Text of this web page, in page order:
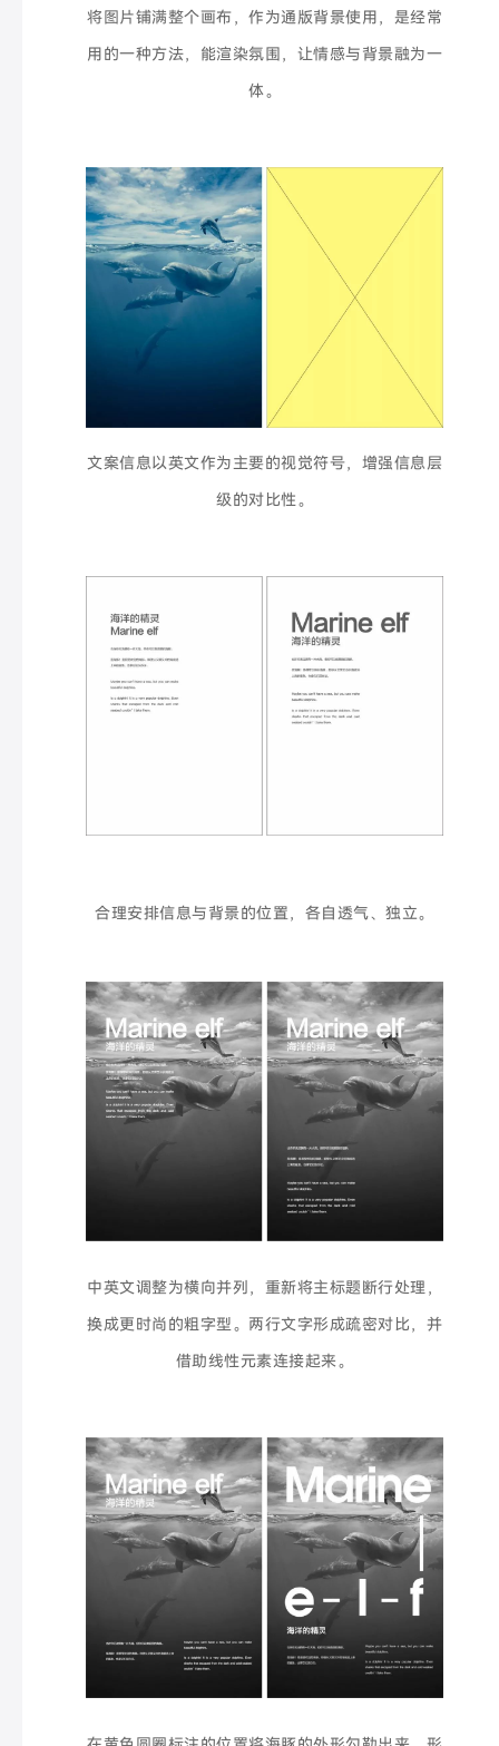
将图片铺满整个画布，作为通版背景使用，是经常
用的一种方法，能渲染氛围，让情感与背景融为一
体。
文案信息以英文作为主要的视觉符号，增强信息层
级的对比性。
合理安排信息与背景的位置，各自透气、独立。
中英文调整为横向并列，重新将主标题断行处理，
换成更时尚的粗字型。两行文字形成疏密对比，并
借助线性元素连接起来。